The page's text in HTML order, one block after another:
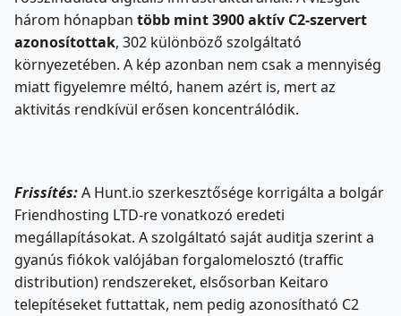
három hónapban több mint 3900 aktív C2-szervert
azonosítottak, 302 különböző szolgáltató
környezetében. A kép azonban nem csak a mennyiség
miatt figyelemre méltó, hanem azért is, mert az
aktivitás rendkívül erősen koncentrálódik.
Frissítés:A Hunt.io szerkesztősége korrigálta a bolgár
Friendhosting LTD-re vonatkozó eredeti
megállapításokat. A szolgáltató saját auditja szerint a
gyanús fiókok valójában forgalomelosztó (traffic
distribution) rendszereket, elsősorban Keitaro
telepítéseket futtattak, nem pedig azonosítható C2